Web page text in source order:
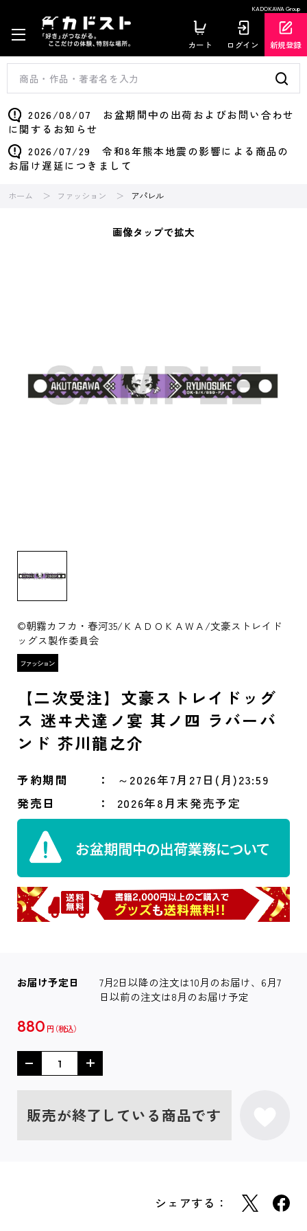
KADOKAWA Group
カート ログイン 新規登録
2026/08/07 お盆期間中の出荷およびお問い合わせ
に関するお知らせ
2026/07/29 令和8年熊本地震の影響による商品の
お届け遅延につきまして
ホーム ファッション アパレル
画像タップで拡大
©朝霧カフカ・春河35/ＫＡＤＯＫＡＷＡ/文豪ストレイド
ッグス製作委員会
【二次受注】文豪ストレイドッグ
ス 迷ヰ犬達ノ宴 其ノ四 ラバーバ
ンド 芥川龍之介
予約期間
～2026年7月27日(月)23:59
発売日
2026年8月末発売予定
お届け予定日
7月2日以降の注文は10月のお届け、6月7
日以前の注文は8月のお届け予定
880 円
販売が終了している商品です
シェアする：